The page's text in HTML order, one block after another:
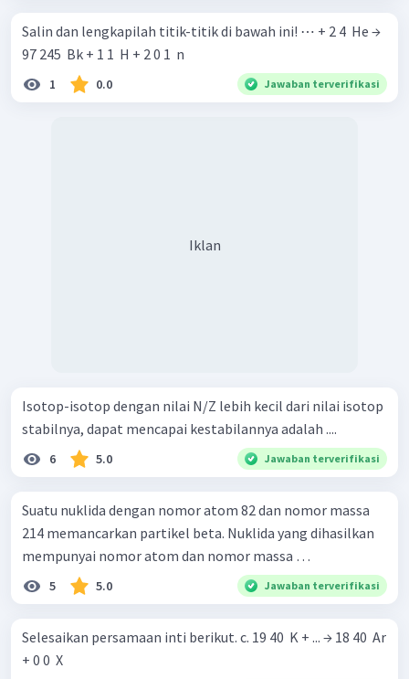
Salin dan lengkapilah titik-titik di bawah ini! ⋯ + 2 4 ​ He →
97 245 ​ Bk + 1 1 ​ H + 2 0 1 ​ n
1 0.0 Jawaban terverifikasi
Iklan
Isotop-isotop dengan nilai N/Z lebih kecil dari nilai isotop
stabilnya, dapat mencapai kestabilannya adalah ....
6 5.0 Jawaban terverifikasi
Suatu nuklida dengan nomor atom 82 dan nomor massa
214 memancarkan partikel beta. Nuklida yang dihasilkan
mempunyai nomor atom dan nomor massa …
5 5.0 Jawaban terverifikasi
Selesaikan persamaan inti berikut. c. 19 40 ​ K + ... → 18 40 ​ Ar
+ 0 0 ​ X